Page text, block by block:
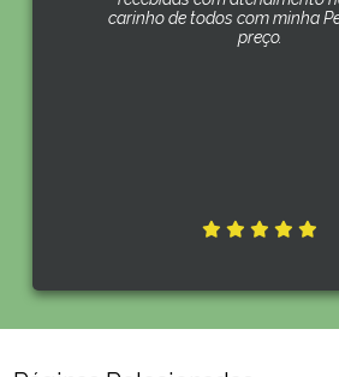
carinho de todos com minha
preço.